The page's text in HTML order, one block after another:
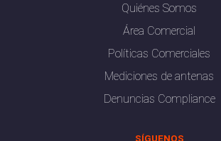
Quiénes Somos
Área Comercial
Políticas Comerciales
Mediciones de antenas
Denuncias Compliance
SÍGUENOS